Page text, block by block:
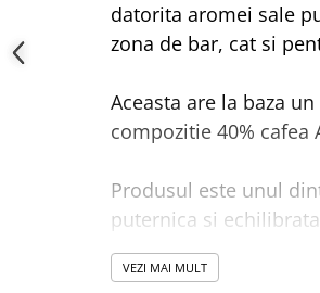
datorita aromei sale
zona de bar, cat si
Aceasta are la baza
compozitie 40% cafea
Produsul este unul
puternica si
Cafeaua boabe
VEZI MAI MULT